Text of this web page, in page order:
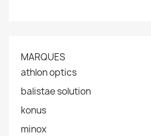
MARQUES
athlon optics
balistae solution
konus
minox